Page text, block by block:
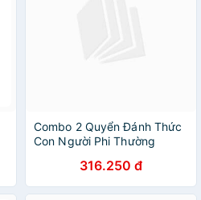
Combo 2 Quyển Đánh Thức
Con Người Phi Thường
316.250 đ